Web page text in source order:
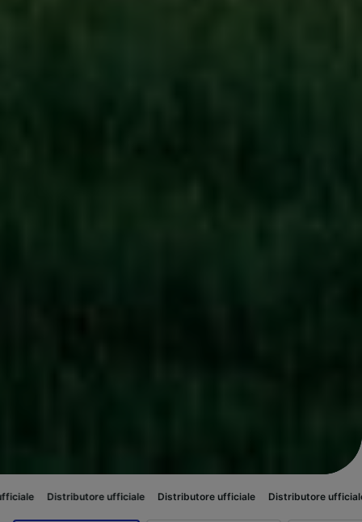
ufficiale Distributore ufficiale Distributore ufficiale